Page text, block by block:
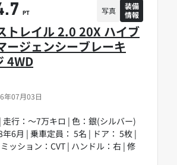
年07月03日
トレイル 2.0 20X ハイブ
ージェンシーブレーキ
4WD
行：～7万キロ | 色：銀(シルバー)
6月 | 乗車定員： 5名 | ドア： 5枚 |
ッション：CVT | ハンドル：右 | 修
PT 写真
装備
情報